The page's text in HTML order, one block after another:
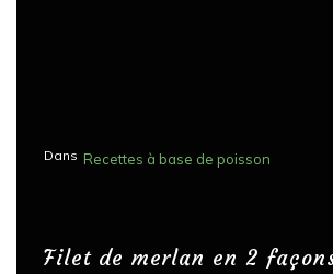
Dans Recettes à base de poisson
Filet de merlan en 2